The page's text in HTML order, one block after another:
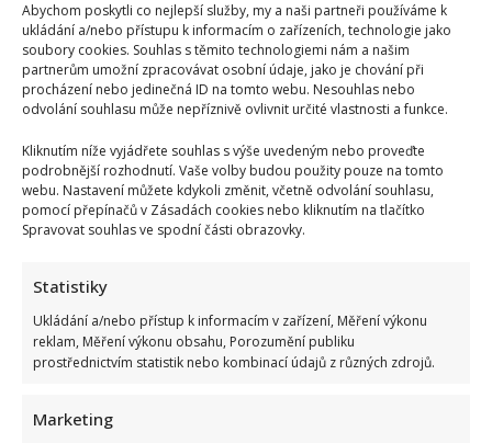
Abychom poskytli co nejlepší služby, my a naši partneři používáme k
ukládání a/nebo přístupu k informacím o zařízeních, technologie jako
soubory cookies. Souhlas s těmito technologiemi nám a našim
partnerům umožní zpracovávat osobní údaje, jako je chování při
procházení nebo jedinečná ID na tomto webu. Nesouhlas nebo
odvolání souhlasu může nepříznivě ovlivnit určité vlastnosti a funkce.
Kliknutím níže vyjádřete souhlas s výše uvedeným nebo proveďte
podrobnější rozhodnutí. Vaše volby budou použity pouze na tomto
webu. Nastavení můžete kdykoli změnit, včetně odvolání souhlasu,
pomocí přepínačů v Zásadách cookies nebo kliknutím na tlačítko
Spravovat souhlas ve spodní části obrazovky.
Statistiky
Ukládání a/nebo přístup k informacím v zařízení, Měření výkonu
reklam, Měření výkonu obsahu, Porozumění publiku
prostřednictvím statistik nebo kombinací údajů z různých zdrojů.
Marketing
Markéta Děrgelová o rozchodu s Vojtou Dykem mluví